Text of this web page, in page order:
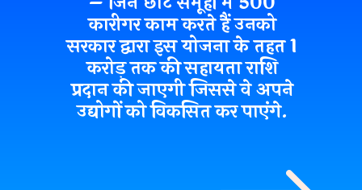
कारीगर काम करते हैं उनको
सरकार द्वारा इस योजना के तहत 1
करोड़ तक की सहायता राशि
प्रदान की जाएगी जिससे वे अपने
उद्योगों को विकसित कर पाएंगे.